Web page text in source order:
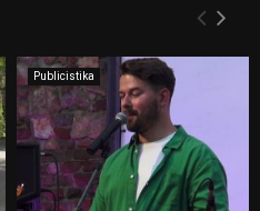
Y
H
D
Publicistika